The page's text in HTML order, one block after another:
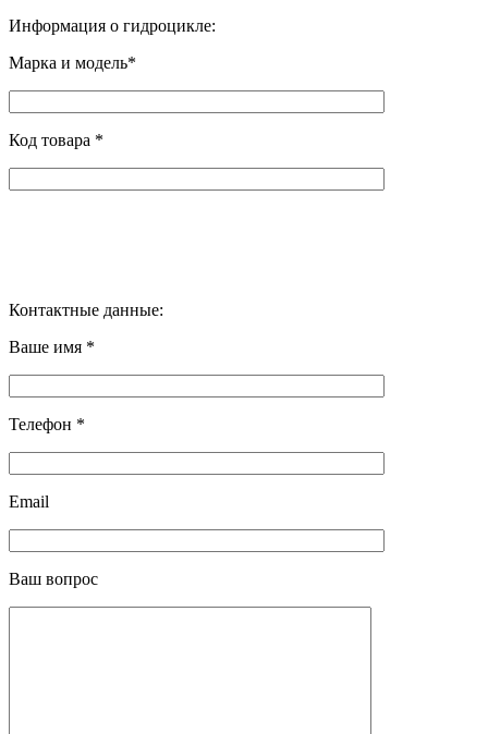
Информация о гидроцикле:
Марка и модель*
Код товара *
Контактные данные:
Ваше имя *
Телефон *
Email
Ваш вопрос